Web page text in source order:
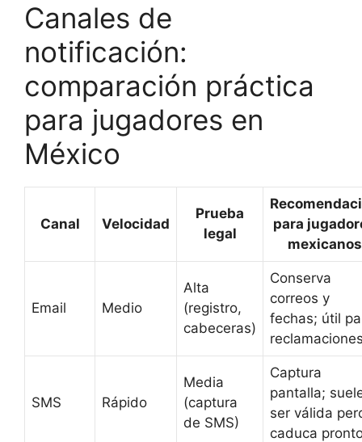
Canales de
notificación:
comparación práctica
para jugadores en
México
Canal Velocidad
Prueba
legal
para
mexicanos
Email Medio
Alta
(registro,
cabeceras)
Conserva
correos y
fechas; útil
SMS Rápido
Media
(captura
de SMS)
Captura
pantalla;
ser válida
caduca